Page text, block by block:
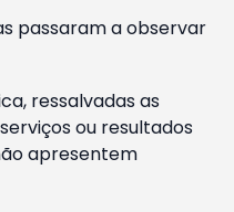
passaram a observar
ressalvadas as
ou resultados
apresentem